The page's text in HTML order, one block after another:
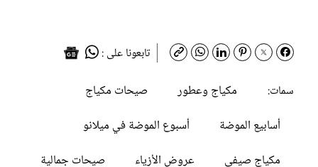
تابعونا على :
سمات:
مكياج وعطور
صيحات مكياج
أسابيع الموضة
أسبوع الموضة في ميلانو
مكياج صيفي
عروض الأزياء
صيحات جمالية